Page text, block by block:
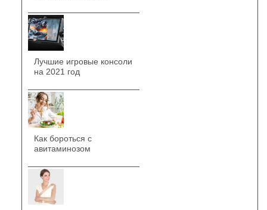
Лучшие игровые консоли
на 2021 год
Как бороться с
авитаминозом